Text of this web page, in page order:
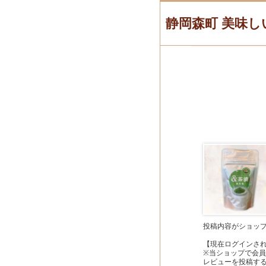
静岡森町 美味
投稿内容がショッ
【現在ログインさ
※当ショップで会
レビューを投稿す